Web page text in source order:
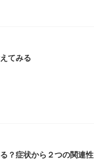
てみる
？症状から２つの関連性